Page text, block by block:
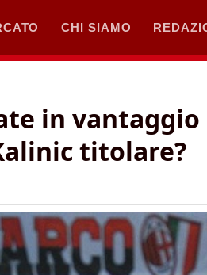
CHI SIAMO
in vantaggio
titolare?